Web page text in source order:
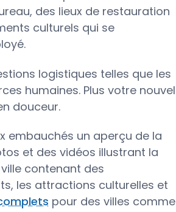
des lieux de restauration
culturels qui se
logistiques telles que les
humaines. Plus votre nouvel
douceur.
embauchés un aperçu de la
et des vidéos illustrant la
contenant des
les attractions culturelles et
pour des villes comme